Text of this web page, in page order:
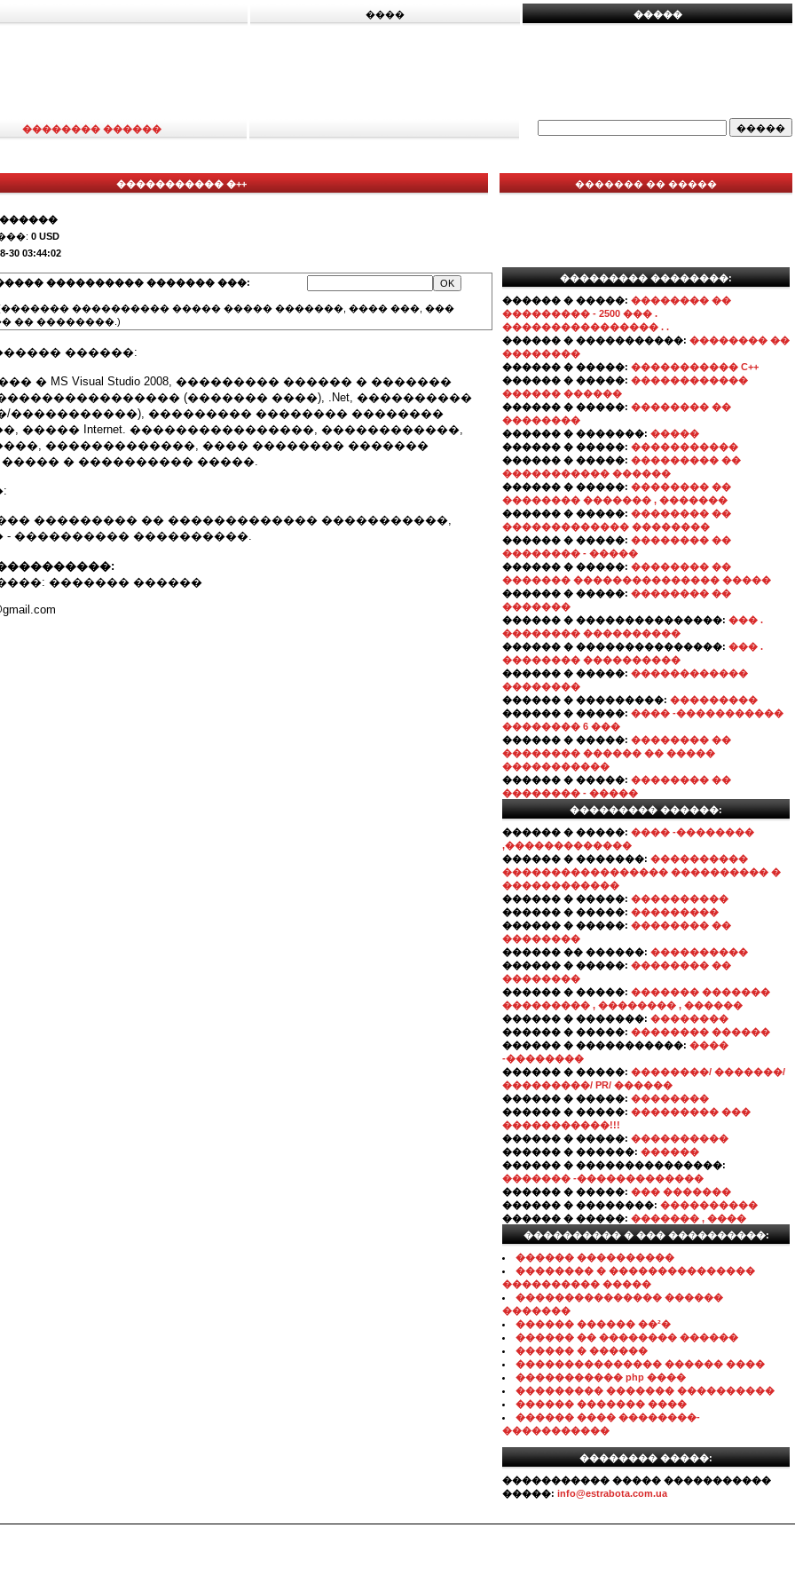
���� �����
�������� ������
����������� �++
0 USD
30 03:44:02
���������� ������� ���:
���������� ����� ����� �������, ���� ���, ���
�� ��������.)
������:
� MS Visual Studio 2008, ��������� ������ � �������
(������� ����), .Net, ����������
�����������), ��������� �������� ��������
����� Internet. ����������������, ������������,
�������������, ���� �������� �������
����� � ���������� �����.
��������� �� ������������� �����������,
���������� ����������.
������� ������
������� �� �����
��������� ��������:
������ � �����: �������� ��
��������� - 2500 ��� .
���������������� . .
������ � �����������: �������� ��
��������
������ � �����: ����������� C++
������ � �����: ������������
������ ������
������ � �����: �������� ��
��������
������ � �������: �����
������ � �����: �����������
������ � �����: ��������� ��
����������� ������
������ � �����: �������� ��
�������� ������� , �������
������ � �����: �������� ��
������������� ��������
������ � �����: �������� ��
�������� - �����
������ � �����: �������� ��
������� ��������������� �����
������ � �����: �������� ��
�������
������ � ���������������: ��� .
�������� ����������
������ � ���������������: ��� .
�������� ����������
������ � �����: ������������
��������
������ � ���������: ���������
������ � �����: ���� -�����������
�������� 6 ���
������ � �����: �������� ��
�������� ������ �� �����
�����������
������ � �����: �������� ��
�������� - �����
��������� ������:
������ � �����: ���� -��������
,�������������
������ � �������: ����������
����������������� ���������� �
������������
������ � �����: ����������
������ � �����: ���������
������ � �����: �������� ��
��������
������ �� ������: ����������
������ � �����: �������� ��
��������
������ � �����: ������� �������
��������� , �������� , ������
������ � �������: ��������
������ � �����: �������� ������
������ � �����������: ����
-��������
������ � �����: ��������/ �������/
���������/ PR/ ������
������ � �����: ��������
������ � �����: ��������� ���
�����������!!!
������ � �����: ����������
������ � ������: ������
������ � ���������������:
������� -�������������
������ � �����: ��� �������
������ � ��������: ����������
������ � �����: ������� , ����
���������� � ��� ����������:
������ ����������
�������� � ���������������
���������� �����
��������������� ������
�������
������ ������ ��²�
������ �� �������� ������
������ � ������
��������������� ������ ����
����������� php ����
��������� ������� ����������
������ ������� ����
������ ���� ��������-
�����������
�������� �����:
����������� ����� �����������
�����: info@estrabota.com.ua